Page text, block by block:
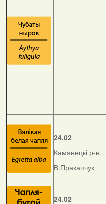
24.02
Камянецкі р-н,
В.Пракапчук
24.02